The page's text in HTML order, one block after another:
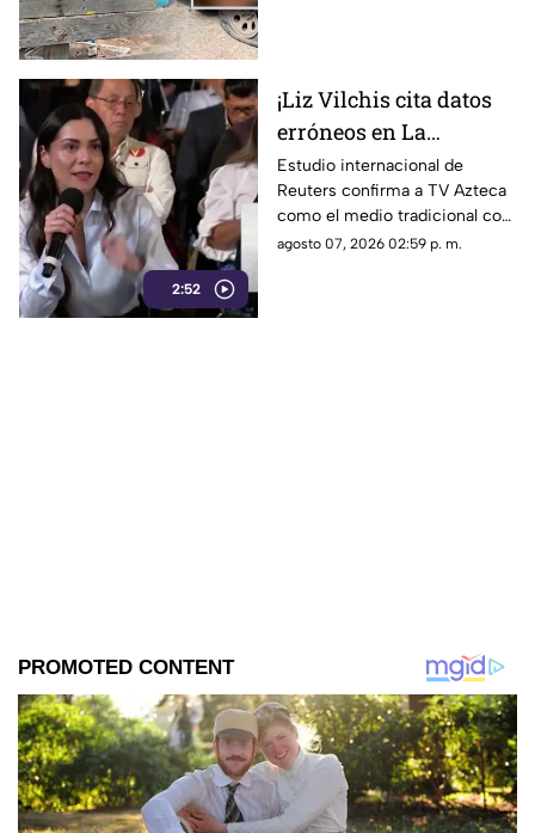
2:52
¡Liz Vilchis cita datos
erróneos en La
Mañanera: Estudio de
Reuters confirma
liderazgo de TV Azteca
en alcance y
Estudio internacional de
Reuters confirma a TV Azteca
como el medio tradicional con
mayor alcance y credibilidad
agosto 07, 2026 02:59 p. m.